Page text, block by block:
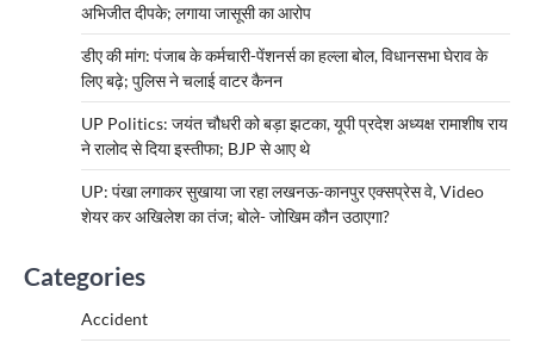
अभिजीत दीपके; लगाया जासूसी का आरोप
डीए की मांग: पंजाब के कर्मचारी-पेंशनर्स का हल्ला बोल, विधानसभा घेराव के
लिए बढ़े; पुलिस ने चलाई वाटर कैनन
UP Politics: जयंत चौधरी को बड़ा झटका, यूपी प्रदेश अध्यक्ष रामाशीष राय
ने रालोद से दिया इस्तीफा; BJP से आए थे
UP: पंखा लगाकर सुखाया जा रहा लखनऊ-कानपुर एक्सप्रेस वे, Video
शेयर कर अखिलेश का तंज; बोले- जोखिम कौन उठाएगा?
Categories
Accident